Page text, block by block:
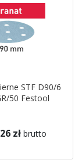
STF D90/6
50 Festool
zł brutto